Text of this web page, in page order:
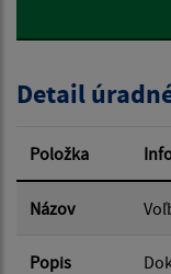
Popis:
Dátum
Dátum
Detail
Položka
Názov
Popis